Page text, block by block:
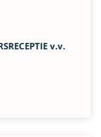
v.v.